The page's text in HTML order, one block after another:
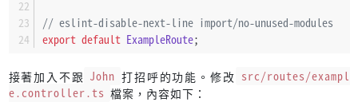
        }
if ( typeof req.errorCode !== "undefined") {
                errors = [];
const variantName = "BodyType";
// eslint-disable-next-line import/no-unused-modules
export default ExampleRoute;
接著加入不跟 John 打招呼的功能。修改 src/routes/exampl
e.controller.ts 檔案，內容如下：